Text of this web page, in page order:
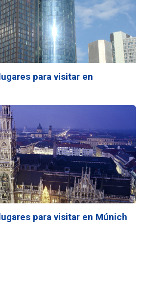
para visitar en
para visitar en Múnich